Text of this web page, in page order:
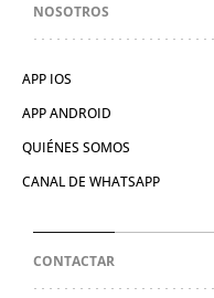
NOSOTROS
APP IOS
APP ANDROID
QUIÉNES SOMOS
CANAL DE WHATSAPP
CONTACTAR